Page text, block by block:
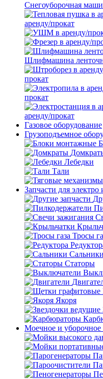
Снегоуборочная
аренду/прокат
Шлифмашина
прокат
прокат
аренду/прокат
Газовое оборудование
Грузоподъемное
Лебедки
Тали
Запчасти для электро
Тросы
Сальники
Статоры
Якоря
Моечное и уборочное